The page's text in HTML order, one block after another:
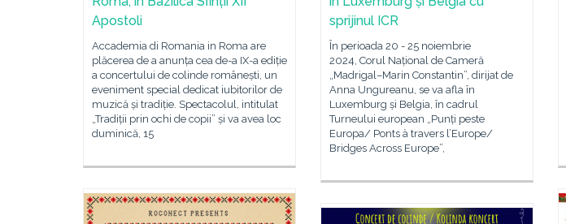
Apostoli
Accademia di Romania in Roma are
plăcerea de a anunța cea de-a IX-a ediție
a concertului de colinde românești, un
eveniment special dedicat iubitorilor de
muzică și tradiție. Spectacolul, intitulat
„Tradiții prin ochi de copii” și va avea loc
duminică, 15
sprijinul ICR
În perioada 20 - 25 noiembrie
2024, Corul Național de Cameră
„Madrigal–Marin Constantin”, dirijat de
Anna Ungureanu, se va afla în
Luxemburg și Belgia, în cadrul
Turneului european „Punți peste
Europa/ Ponts à travers l’Europe/
Bridges Across Europe”,